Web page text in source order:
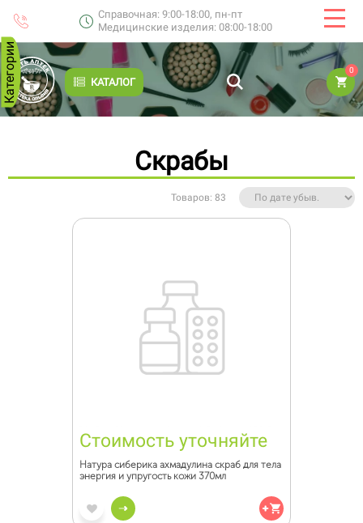
Справочная: 9:00-18:00, пн-пт
Медицинские изделия: 08:00-18:00
КАТАЛОГ
0
Категории
Скрабы
Товаров: 83
Стоимость уточняйте
Натура сиберика ахмадулина скраб для тела
энергия и упругость кожи 370мл